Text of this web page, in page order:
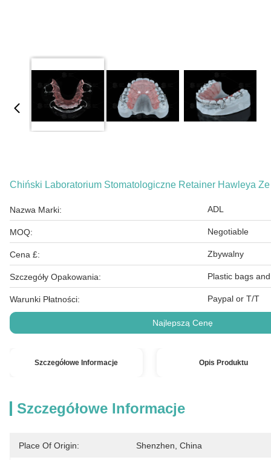
Chiński Laboratorium Stomatologiczne Retainer Hawleya
Nazwa Marki: ADL
MOQ: Negotiable
Cena £: Zbywalny
Szczegóły Opakowania: Plastic bags
Warunki Płatności: Paypal or T/T
Najlepszą Cenę
Szczegółowe Informacje Opis Produktu
Szczegółowe Informacje
Place Of Origin: Shenzhen, China